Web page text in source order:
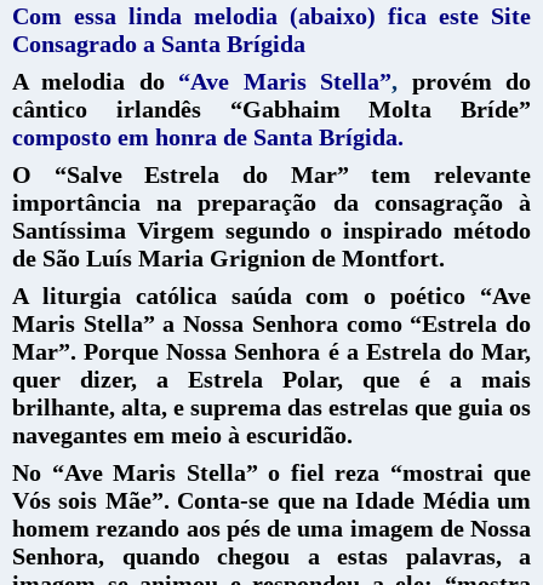
Com essa linda melodia (abaixo) fica este Site
Consagrado a Santa Brígida
A melodia do “Ave Maris Stella”, provém do
cântico irlandês “Gabhaim Molta Bríde”
composto em honra de Santa Brígida.
O “Salve Estrela do Mar” tem relevante
importância na preparação da consagração à
Santíssima Virgem segundo o inspirado método
de São Luís Maria Grignion de Montfort.
A liturgia católica saúda com o poético “Ave
Maris Stella” a Nossa Senhora como “Estrela do
Mar”. Porque Nossa Senhora é a Estrela do Mar,
quer dizer, a Estrela Polar, que é a mais
brilhante, alta, e suprema das estrelas que guia os
navegantes em meio à escuridão.
No “Ave Maris Stella” o fiel reza “mostrai que
Vós sois Mãe”. Conta-se que na Idade Média um
homem rezando aos pés de uma imagem de Nossa
Senhora, quando chegou a estas palavras, a